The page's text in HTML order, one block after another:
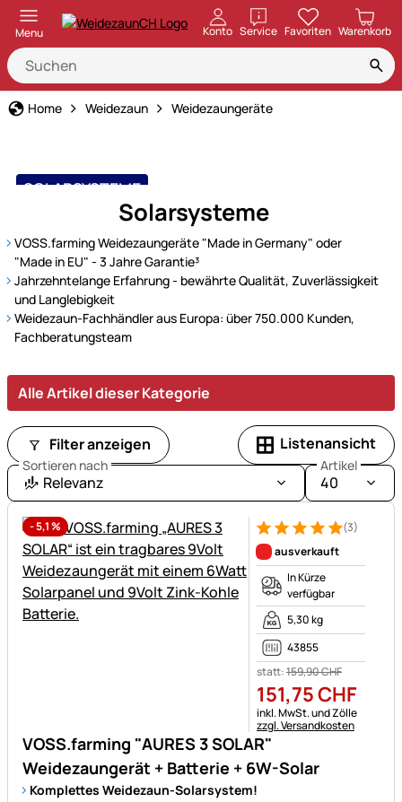
Menu Konto ServiceöffnenFavoriten Warenkorb
Home Weidezaun Weidezaungeräte
SOLARSYSTEME
Die Kraft der Sonne nutzen
Solarsysteme
VOSS.farming Weidezaungeräte "Made in Germany" oder
"Made in EU" - 3 Jahre Garantie³
Jahrzehntelange Erfahrung - bewährte Qualität, Zuverlässigkeit
und Langlebigkeit
Weidezaun-Fachhändler aus Europa: über 750.000 Kunden,
Fachberatungsteam
Alle Artikel dieser Kategorie
Filter anzeigen Listenansicht
Sortieren nach
Relevanz
Artikel
40
-5,1%
VOSS.farming "AURES 3 SOLAR"
Weidezaungerät + Batterie + 6W-Solar
Komplettes Weidezaun-Solarsystem!
Bewertung: 5 von 5 (3
3 Bewertungen
(3)
ausverkauft
In Kürze
verfügbar
5,30 kg
43855
statt:159,90CHF
151,75CHF
Steuerhinweis:
inkl. MwSt. und Zölle
zzgl. Versandkosten